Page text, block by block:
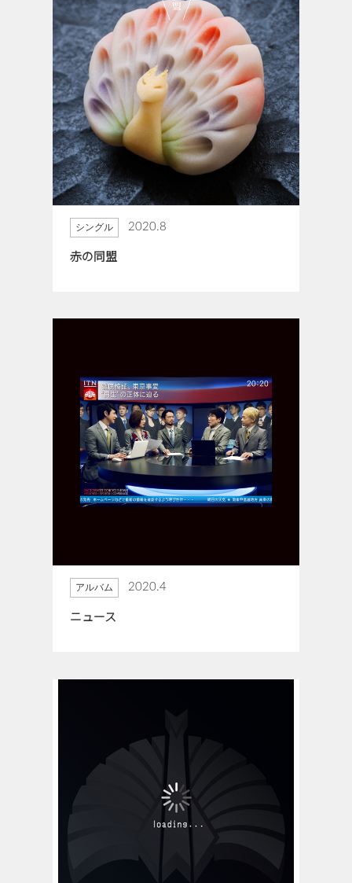
シングル 2020.8
赤の同盟
アルバム 2020.4
ニュース